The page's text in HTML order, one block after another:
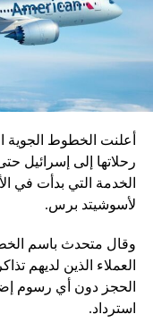
ويحكم الحزب القومي
AE 24
أعلنت الخطوط الجوية
رحلاتها إلى إسرائيل
الخدمة التي بدأت في
لأسوشيتد برس.
وقال متحدث باسم
العملاء الذين لديهم
الحجز دون أي رسوم
استرداد.